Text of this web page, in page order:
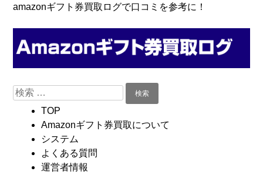
コ
ン
移
Skip
amazonギフト券買取ログで口コミを参考に！
検
索:
TOP
Amazonギフト券買取について
システム
よくある質問
運営者情報